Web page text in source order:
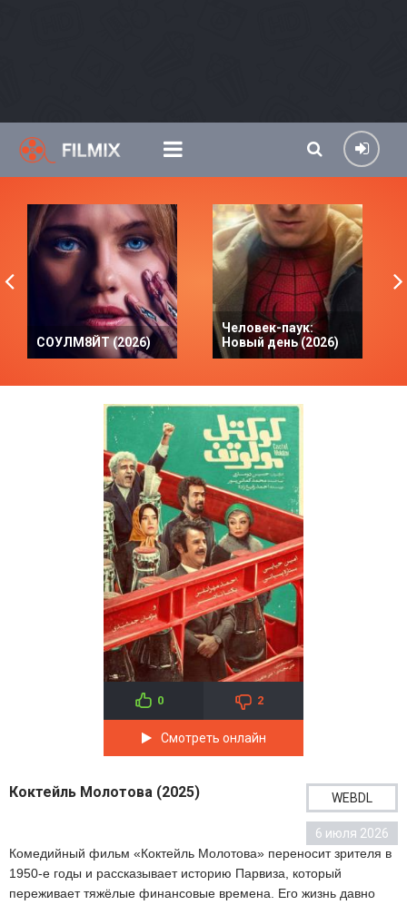
СОУЛМ8ЙТ (2026)
Человек-паук:
Новый день (2026)
0 2
Смотреть онлайн
Коктейль Молотова (2025) WEBDL
6 июля 2026
Комедийный фильм «Коктейль Молотова» переносит зрителя в
1950-е годы и рассказывает историю Парвиза, который
переживает тяжёлые финансовые времена. Его жизнь давно